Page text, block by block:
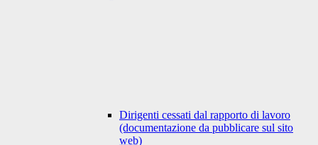
Dirigenti cessati dal rapporto di lavoro
(documentazione da pubblicare sul sito
web)